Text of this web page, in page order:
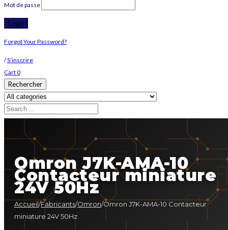
Mot de passe
Forgot Your Password?
/S’inscrire
Cart0
Rechercher
Omron J7K-AMA-10
Contacteur miniature
24V 50Hz
Accueil/Fabricants/Omron/Omron J7K-AMA-10 Contacteur
miniature 24V 50Hz